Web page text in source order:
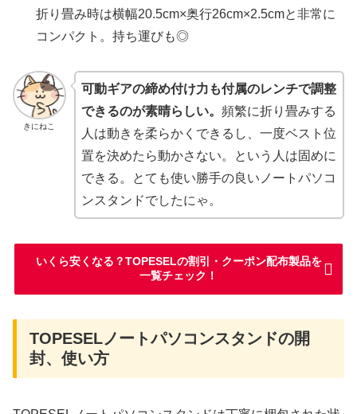
折り畳み時は横幅20.5cm×奥行26cm×2.5cmと非常に
コンパクト。持ち運びも◎
きにねこ
可動ギアの締め付け力も付属のレンチで調整
できるのが素晴らしい。 頻繁に折り畳みする
人は動きを柔らかくできるし、一度ベスト位
置を決めたら動かさない。という人は固めに
できる。とても使い勝手の良いノートパソコ
ンスタンドでしたにゃ。
いくら安くなる？TOPESELの割引・クーポン配布製品を
一覧チェック！
TOPESELノートパソコンスタンドの開
封、使い方